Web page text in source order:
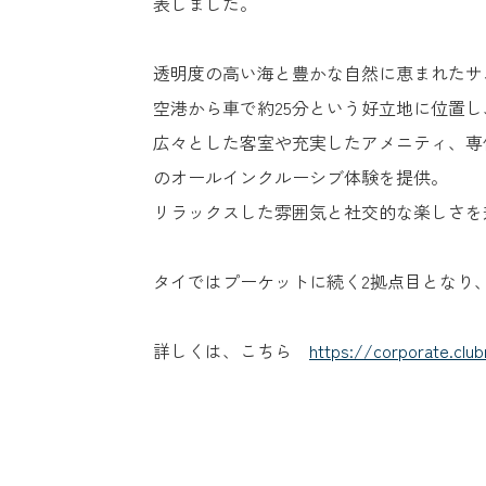
透明度の高い海と豊かな自然に恵まれた
空港から車で約25分という好立地に位置
広々とした客室や充実したアメニティ、
のオールインクルーシブ体験を提供。
リラックスした雰囲気と社交的な楽しさ
タイではプーケットに続く2拠点目とな
詳しくは、こちら https://